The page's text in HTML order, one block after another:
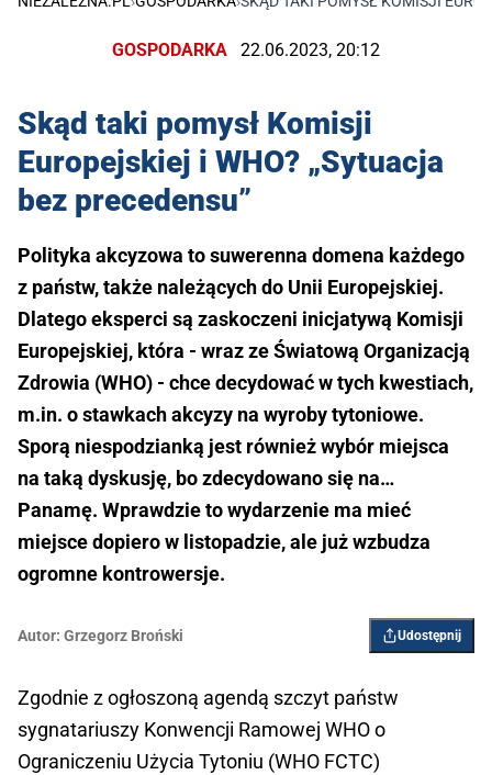
GOSPODARKA 22.06.2023, 20:12
Skąd taki pomysł Komisji
Europejskiej i WHO? „Sytuacja
bez precedensu”
Polityka akcyzowa to suwerenna domena każdego
z państw, także należących do Unii Europejskiej.
Dlatego eksperci są zaskoczeni inicjatywą Komisji
Europejskiej, która - wraz ze Światową Organizacją
Zdrowia (WHO) - chce decydować w tych kwestiach,
m.in. o stawkach akcyzy na wyroby tytoniowe.
Sporą niespodzianką jest również wybór miejsca
na taką dyskusję, bo zdecydowano się na…
Panamę. Wprawdzie to wydarzenie ma mieć
miejsce dopiero w listopadzie, ale już wzbudza
ogromne kontrowersje.
Autor: Grzegorz Broński Udostępnij
Zgodnie z ogłoszoną agendą szczyt państw
sygnatariuszy Konwencji Ramowej WHO o
Ograniczeniu Użycia Tytoniu (WHO FCTC)